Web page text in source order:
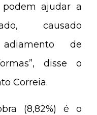
ajudar a
causado
de
disse o
Correia.
(8,82%) é o